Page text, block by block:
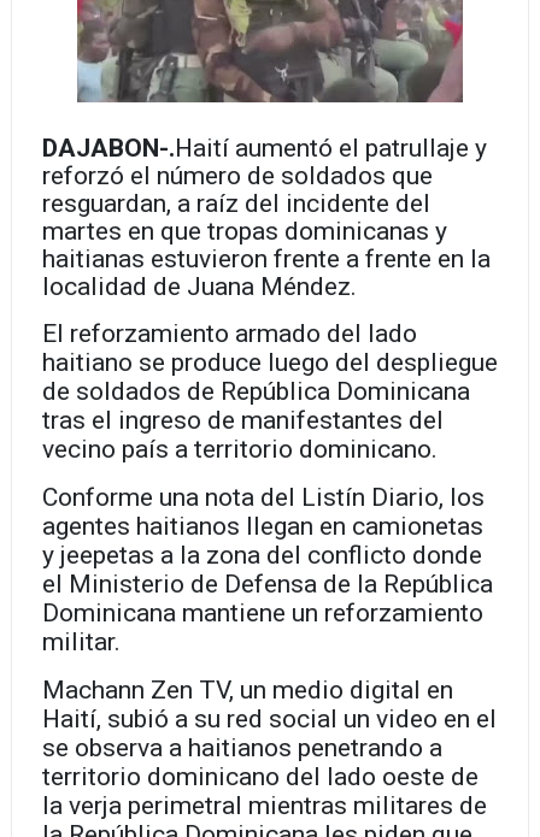
DAJABON-.Haití aumentó el patrullaje y
reforzó el número de soldados que
resguardan, a raíz del incidente del
martes en que tropas dominicanas y
haitianas estuvieron frente a frente en la
localidad de Juana Méndez.
El reforzamiento armado del lado
haitiano se produce luego del despliegue
de soldados de República Dominicana
tras el ingreso de manifestantes del
vecino país a territorio dominicano.
Conforme una nota del Listín Diario, los
agentes haitianos llegan en camionetas
y jeepetas a la zona del conflicto donde
el Ministerio de Defensa de la República
Dominicana mantiene un reforzamiento
militar.
Machann Zen TV, un medio digital en
Haití, subió a su red social un video en el
se observa a haitianos penetrando a
territorio dominicano del lado oeste de
la verja perimetral mientras militares de